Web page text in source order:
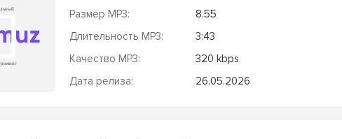
Размер MP3:
8.55
Длительность MP3:
3:43
Качество MP3:
320 kbps
Дата релиза:
26.05.2026